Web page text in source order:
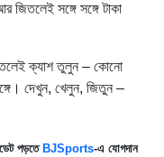
সঙ্গে সঙ্গে টাকা
ক্যাশ তুলুন – কোনো
দেখুন, খেলুন, জিতুন –
পড়তে BJSports-এ যোগদান